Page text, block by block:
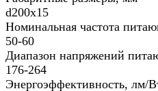
d200х15
Номинальная частота
50-60
Диапазон напряжений
176-264
Энергоэффективность, лм/